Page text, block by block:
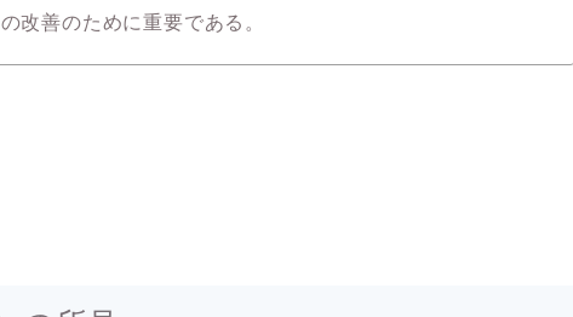
改善のために重要である。